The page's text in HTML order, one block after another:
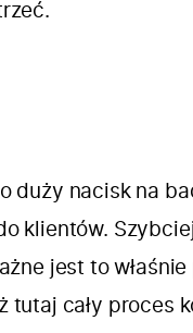
duży nacisk na
klientów.
jest to
tutaj cały proces